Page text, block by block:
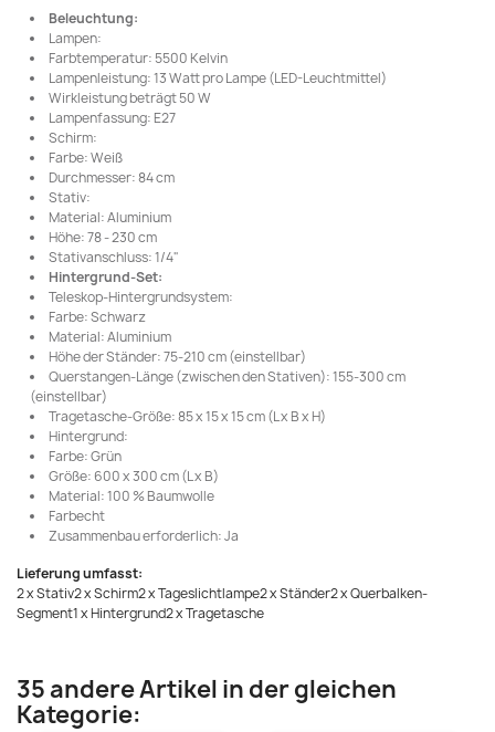
Beleuchtung:
Lampen:
Farbtemperatur: 5500 Kelvin
Lampenleistung: 13 Watt pro Lampe (LED-Leuchtmittel)
Wirkleistung beträgt 50 W
Lampenfassung: E27
Schirm:
Farbe: Weiß
Durchmesser: 84 cm
Stativ:
Material: Aluminium
Höhe: 78 - 230 cm
Stativanschluss: 1/4"
Hintergrund-Set:
Teleskop-Hintergrundsystem:
Farbe: Schwarz
Material: Aluminium
Höhe der Ständer: 75-210 cm (einstellbar)
Querstangen-Länge (zwischen den Stativen): 155-300 cm
(einstellbar)
Tragetasche-Größe: 85 x 15 x 15 cm (L x B x H)
Hintergrund:
Farbe: Grün
Größe: 600 x 300 cm (L x B)
Material: 100 % Baumwolle
Farbecht
Zusammenbau erforderlich: Ja
Lieferung umfasst:
2 x Stativ2 x Schirm2 x Tageslichtlampe2 x Ständer2 x Querbalken-
Segment1 x Hintergrund2 x Tragetasche
35 andere Artikel in der gleichen
Kategorie: